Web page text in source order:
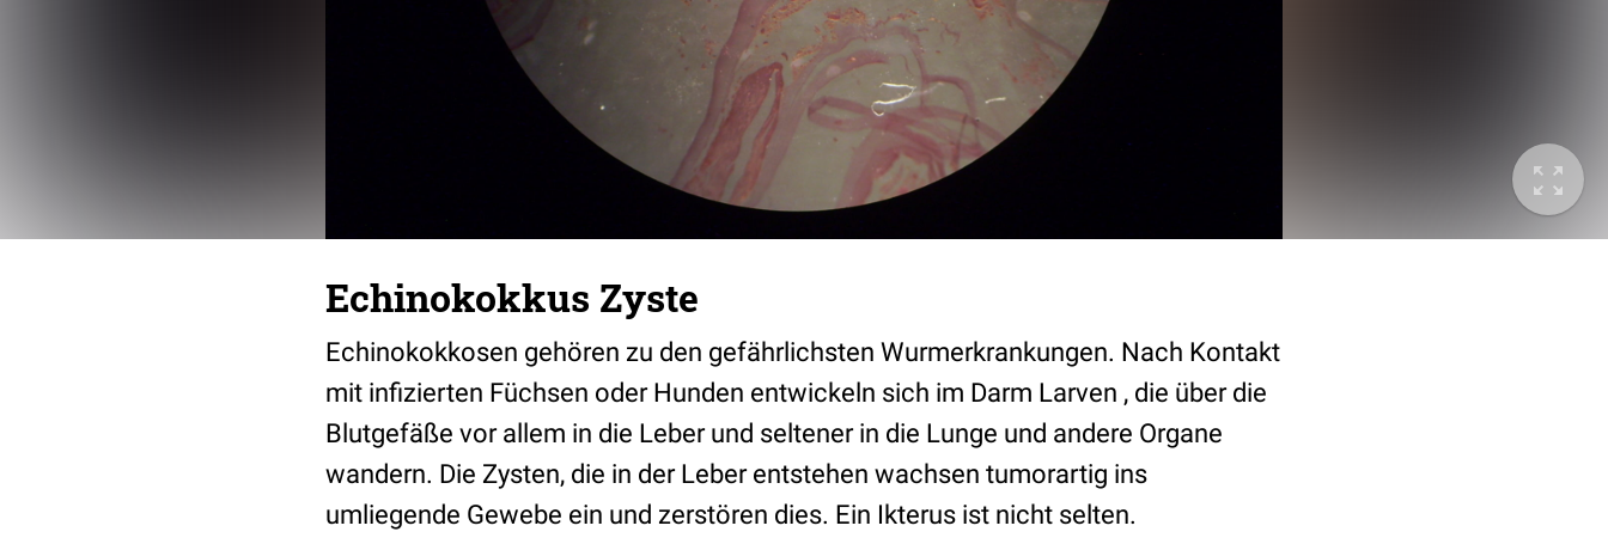
Echinokokkus Zyste
Echinokokkosen gehören zu den gefährlichsten Wurmerkrankungen. Nach Kontakt
mit infizierten Füchsen oder Hunden entwickeln sich im Darm Larven , die über die
Blutgefäße vor allem in die Leber und seltener in die Lunge und andere Organe
wandern. Die Zysten, die in der Leber entstehen wachsen tumorartig ins
umliegende Gewebe ein und zerstören dies. Ein Ikterus ist nicht selten.